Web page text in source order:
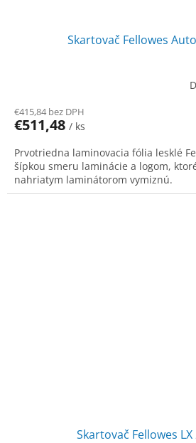
Skartovač Fellowes
€415,84 bez DPH
€511,48 / ks
Prvotriedna laminovacia fólia lesklé
šípkou smeru laminácie a logom,
nahriatym laminátorom vymiznú.
Skartovač Fellowes